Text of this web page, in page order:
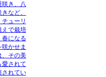
咲き、八
など、
ューリ
えで栽培
春になる
かせま
、その美
愛されて
されてい